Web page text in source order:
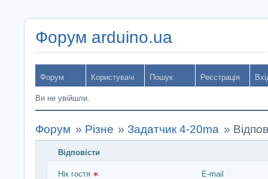
Форум arduino.ua
Форум Користувачі Пошук Реєстрація
Ви не увійшли.
Форум » Різне »Задатчик 4-20ma »
Відповісти
Введіть повідомлення і натисніть Надіслати
Нік гостя E-mail